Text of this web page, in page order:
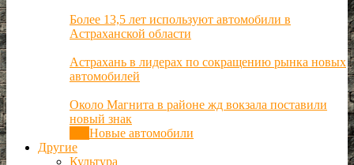
Более 13,5 лет используют автомобили в
Астраханской области
Астрахань в лидерах по сокращению рынка новых
автомобилей
Около Магнита в районе жд вокзала поставили
новый знак
Новые автомобили
Другие
Культура